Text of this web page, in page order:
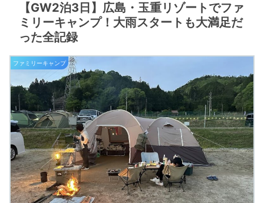
【GW2泊3日】広島・玉重リゾートでファ
ミリーキャンプ！大雨スタートも大満足だ
った全記録
ファミリーキャンプ